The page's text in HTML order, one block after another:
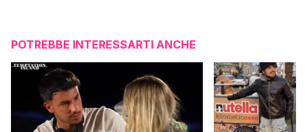
POTREBBE INTERESSARTI ANCHE